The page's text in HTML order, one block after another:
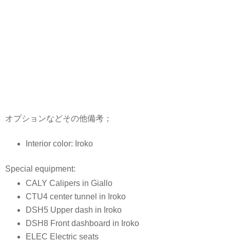
オプションなどその他備考；
Interior color: Iroko
Special equipment:
CALY Calipers in Giallo
CTU4 center tunnel in Iroko
DSH5 Upper dash in Iroko
DSH8 Front dashboard in Iroko
ELEC Electric seats